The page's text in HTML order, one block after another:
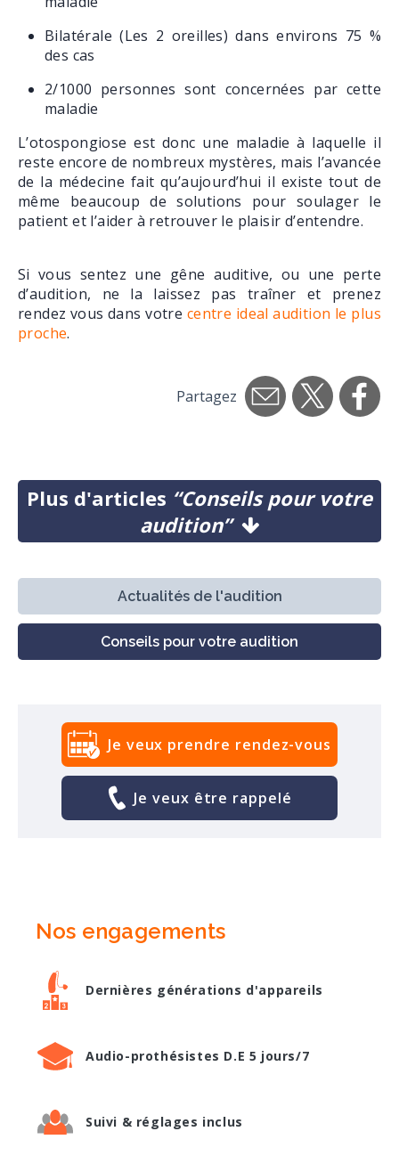
Bilatérale (Les 2 oreilles) dans environs 75 %
des cas
2/1000 personnes sont concernées par cette
maladie
L’otospongiose est donc une maladie à laquelle il
reste encore de nombreux mystères, mais l’avancée
de la médecine fait qu’aujourd’hui il existe tout de
même beaucoup de solutions pour soulager le
patient et l’aider à retrouver le plaisir d’entendre.
Si vous sentez une gêne auditive, ou une perte
d’audition, ne la laissez pas traîner et prenez
rendez vous dans votre centre ideal audition le plus
proche.
Partagez
Plus d'articles “Conseils pour votre
audition”
Actualités de l'audition
Conseils pour votre audition
Je veux prendre rendez-vous
Je veux être rappelé
Nos engagements
Dernières générations d'appareils
Audio-prothésistes D.E 5 jours/7
Suivi & réglages inclus